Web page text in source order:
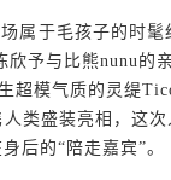
属于毛孩子的时髦
欣予与比熊nunu的
超模气质的灵缇
类盛装亮相，这次
后的“陪走嘉宾”。